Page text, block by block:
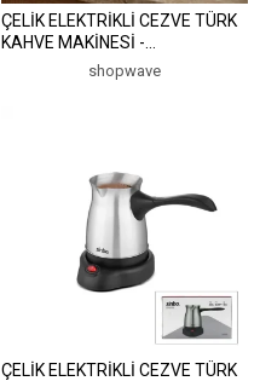
ÇELİK ELEKTRİKLİ CEZVE TÜRK
KAHVE MAKİNESİ -
4FİNCAN=400ML KABLOSUZ
KULLANIM- 360°DÖNER 600W
shopwave
ÇELİK ELEKTRİKLİ CEZVE TÜRK